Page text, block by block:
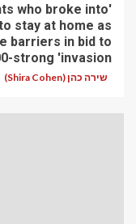
who broke into
stay at home as
barriers in bid to
strong 'invasion'
שירה כהן (Shira Cohen)